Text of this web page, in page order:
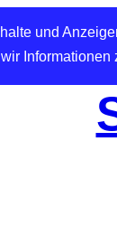
und